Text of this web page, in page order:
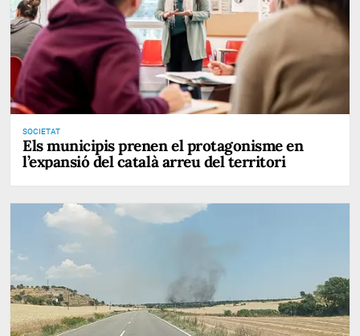
SOCIETAT
Els municipis prenen el protagonisme en
l’expansió del català arreu del territori